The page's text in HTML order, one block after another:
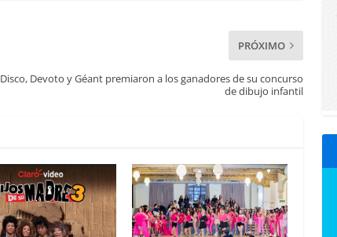
PRÓXIMO
Disco, Devoto y Géant premiaron a los ganadores de su concurso
de dibujo infantil